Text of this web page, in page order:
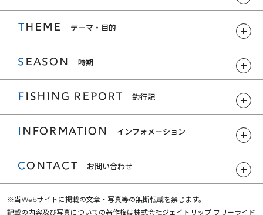
THEME テーマ・目的
SEASON 時期
FISHING REPORT 釣行記
INFORMATION インフォメーション
CONTACT お問い合わせ
※当Webサイトに掲載の文章・写真等の無断転載を禁じます。
記載の内容及び写真についての著作権は株式会社ジェイトリップ フリーライド